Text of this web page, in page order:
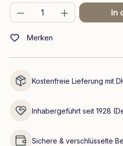
Produkt Anzahl: Gib
In
Merken
Kostenfreie Lieferung mit
Inhabergeführt seit 1928
Sichere & verschlüsselte